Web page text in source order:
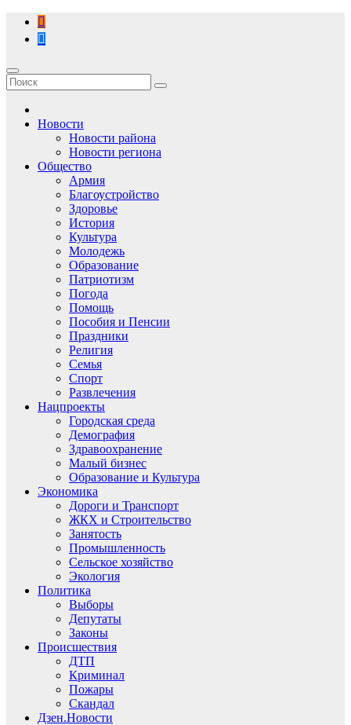
Перейти
содержимому
Новости
Новости района
Новости региона
Общество
Армия
Благоустройство
Здоровье
История
Культура
Молодежь
Образование
Патриотизм
Погода
Помощь
Пособия и Пенсии
Праздники
Религия
Семья
Спорт
Развлечения
Нацпроекты
Городская среда
Демография
Здравоохранение
Малый бизнес
Образование и Культура
Экономика
Дороги и Транспорт
ЖКХ и Строительство
Занятость
Промышленность
Сельское хозяйство
Экология
Политика
Выборы
Депутаты
Законы
Происшествия
ДТП
Криминал
Пожары
Скандал
Дзен.Новости